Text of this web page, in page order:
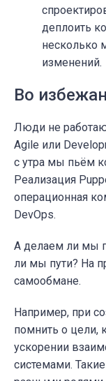
деплоить
несколько
изменений.
Во
Люди не
Agile или
с утра мы пьём
Реализация
операционная
DevOps.
А делаем ли мы
ли мы пути? На
самообмане.
Например, при
помнить о цели,
ускорении
системами.